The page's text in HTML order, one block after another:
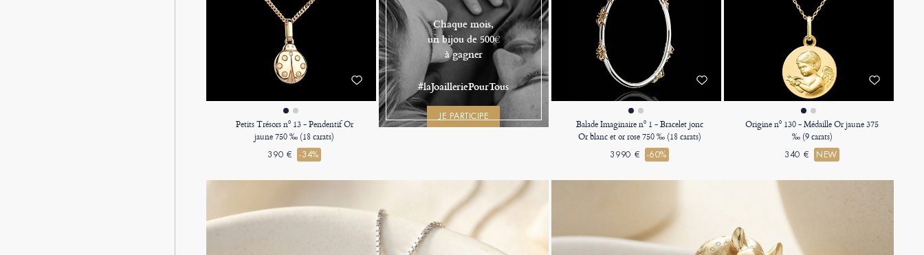
Petits Trésors nº 13 - Pendentif Or
jaune 750 ‰ (18 carats)
390 € -34%
Chaque mois,
un bijou de 500€
à gagner
#laJoailleriePourTous
JE PARTICIPE
Balade Imaginaire nº 1 - Bracelet jonc
Or blanc et or rose 750 ‰ (18 carats)
3990 € -60%
Origine nº 130 - Médaille Or jaune 375
‰ (9 carats)
340 € NEW